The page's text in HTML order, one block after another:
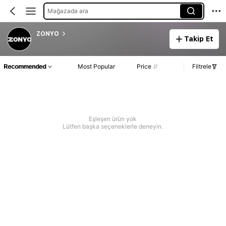
Mağazada ara
ZONYO
Takip Et
Recommended Most Popular Price Filtrele
Eşleşen ürün yok
Lütfen başka seçeneklerle deneyin.